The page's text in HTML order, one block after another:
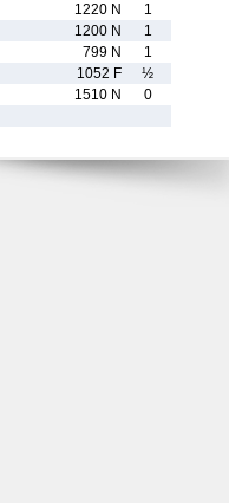
1220 N
1
1200 N
1
799 N
1
1052 F
½
1510 N
0